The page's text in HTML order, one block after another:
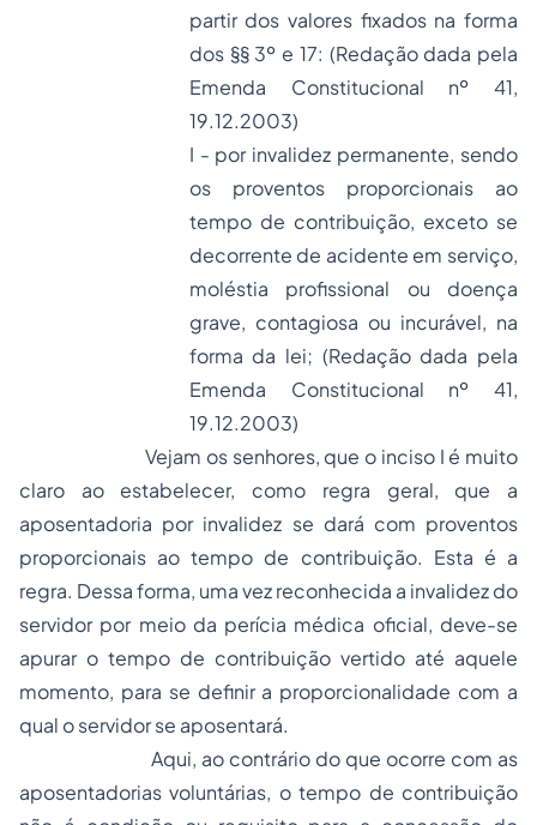
partir dos valores fixados na forma
dos §§ 3º e 17: (Redação dada pela
Emenda Constitucional nº 41,
19.12.2003)
I - por invalidez permanente, sendo
os proventos proporcionais ao
tempo de contribuição, exceto se
decorrente de acidente em serviço,
moléstia profissional ou doença
grave, contagiosa ou incurável, na
forma da lei; (Redação dada pela
Emenda Constitucional nº 41,
19.12.2003)
Vejam os senhores, que o inciso I é muito
claro ao estabelecer, como regra geral, que a
aposentadoria por invalidez se dará com proventos
proporcionais ao tempo de contribuição. Esta é a
regra. Dessa forma, uma vez reconhecida a invalidez do
servidor por meio da perícia médica oficial, deve-se
apurar o tempo de contribuição vertido até aquele
momento, para se definir a proporcionalidade com a
qual o servidor se aposentará.
Aqui, ao contrário do que ocorre com as
aposentadorias voluntárias, o tempo de contribuição